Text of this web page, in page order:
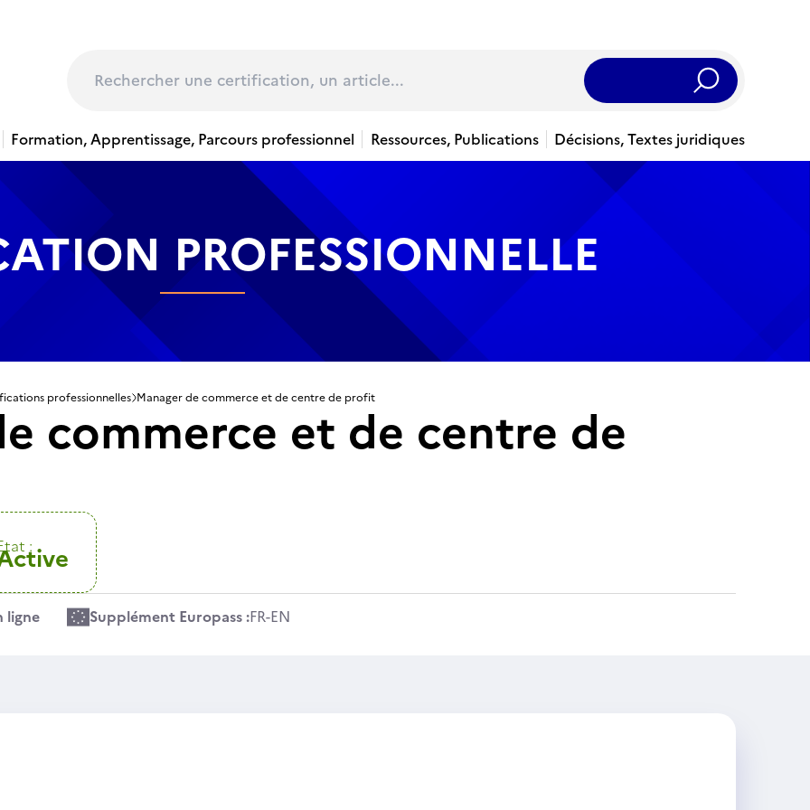
Rechercher
Formation, Apprentissage, Parcours professionnel Ressources, Publications Décisions, Textes juridiques
PROFESSIONNELLE
professionnelles Manager de commerce et de centre de profit
commerce et de centre de
:
ligne Supplément Europass :FR-EN